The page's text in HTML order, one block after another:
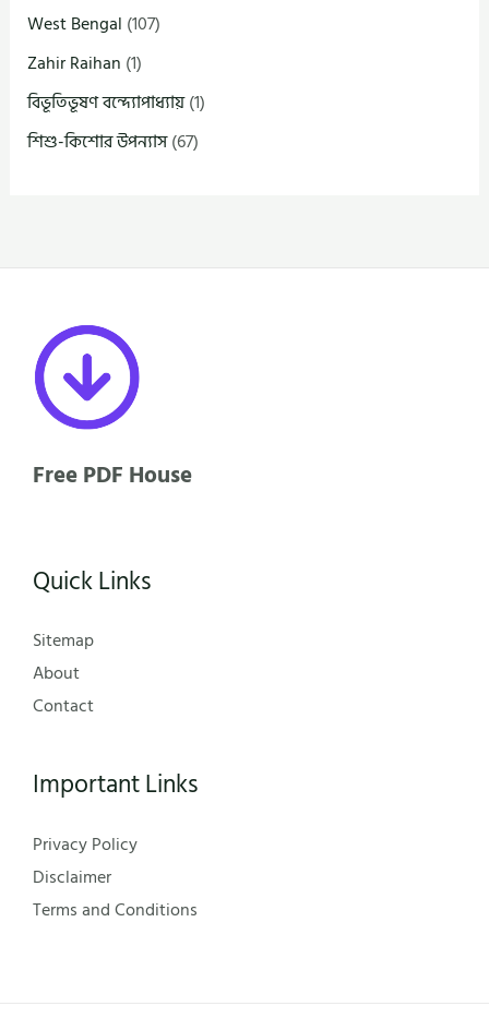
West Bengal (107)
Zahir Raihan (1)
বিভূতিভূষণ বন্দ্যোপাধ্যায়(1)
শিশু-কিশোর উপন্যাস(67)
Free PDF House
Quick Links
Sitemap
About
Contact
Important Links
Privacy Policy
Disclaimer
Terms and Conditions